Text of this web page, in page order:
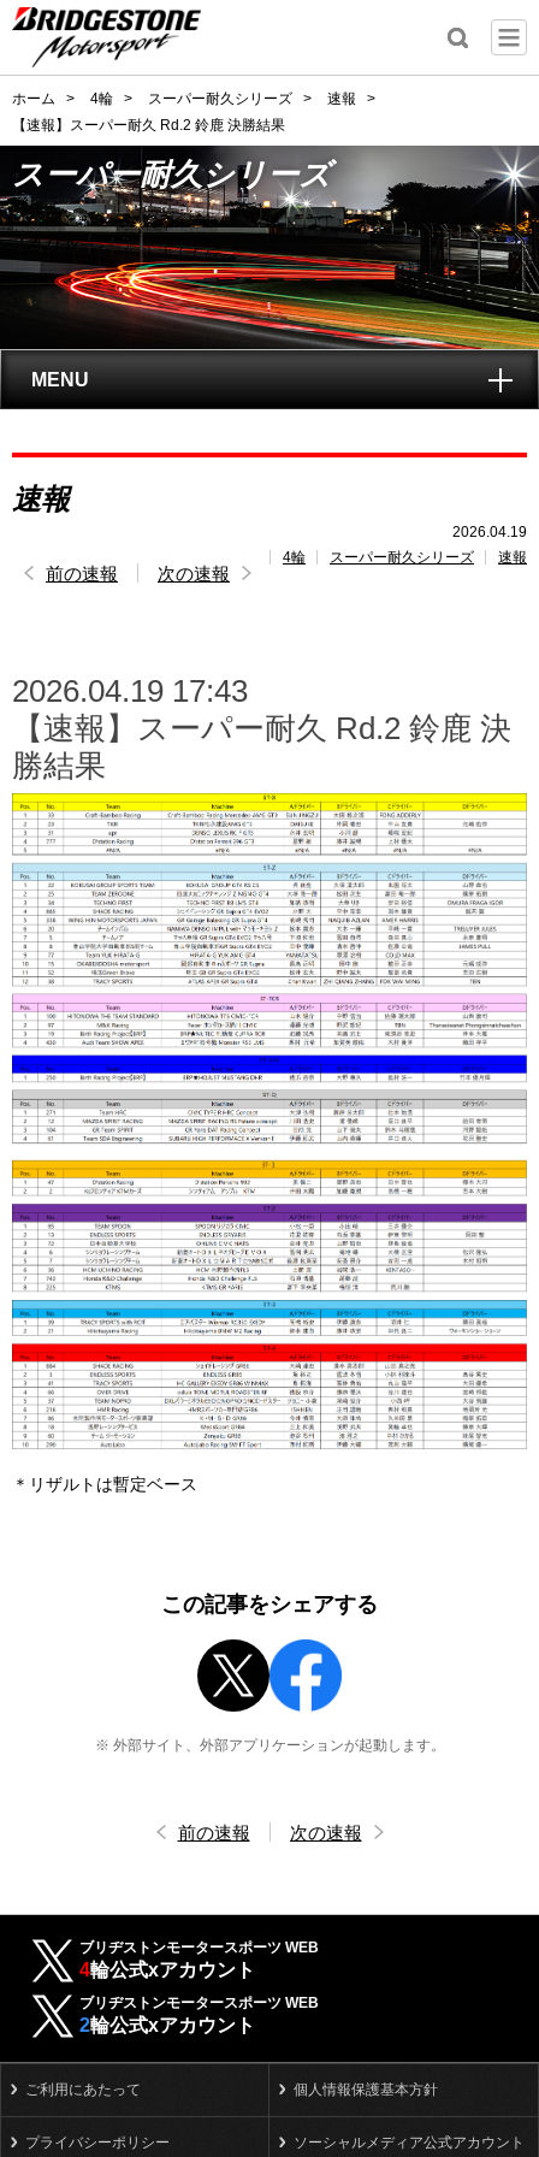
ホーム > 4輪 > スーパー耐久シリーズ > 速報
>
【速報】スーパー耐久 Rd.2 鈴鹿 決勝結果
スーパー耐久シリーズ
MENU
スーパー耐久
シリーズとは?
レポート
レース開催 スケジュール
ポイント ランキング
ドライバー名鑑
速報
2026.04.19
4輪
スーパー耐久シリーズ 速報
前の速報 次の速報
2026.04.19 17:43
【速報】スーパー耐久 Rd.2 鈴鹿 決
勝結果
＊リザルトは暫定ベース
この記事をシェアする
※ 外部サイト、外部アプリケーションが起動します。
前の速報 次の速報
ブリヂストンモータースポーツ WEB
4輪公式xアカウント
ブリヂストンモータースポーツ WEB
2輪公式xアカウント
ご利用にあたって 個人情報保護基本方針
プライバシーポリシー ソーシャルメディア公式アカウント